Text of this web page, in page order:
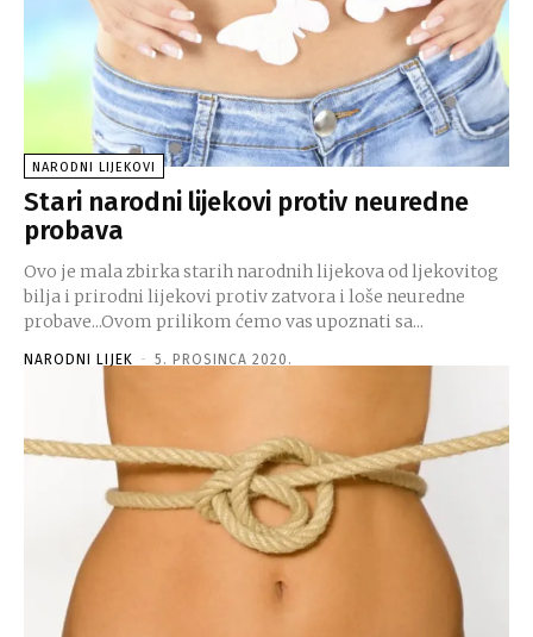
NARODNI LIJEKOVI
Stari narodni lijekovi protiv neuredne
probava
Ovo je mala zbirka starih narodnih lijekova od ljekovitog
bilja i prirodni lijekovi protiv zatvora i loše neuredne
probave...Ovom prilikom ćemo vas upoznati sa...
NARODNI LIJEK - 5. PROSINCA 2020.